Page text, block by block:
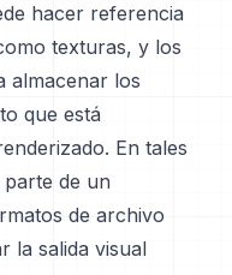
hacer referencia
texturas, y los
almacenar los
que está
En tales
de un
de archivo
la salida visual